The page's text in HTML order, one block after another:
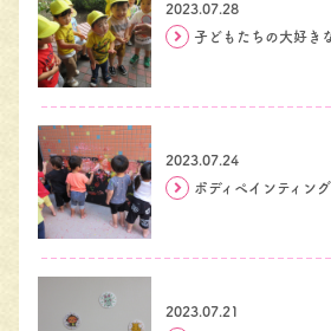
2023.07.28
2023.07.24
2023.07.21